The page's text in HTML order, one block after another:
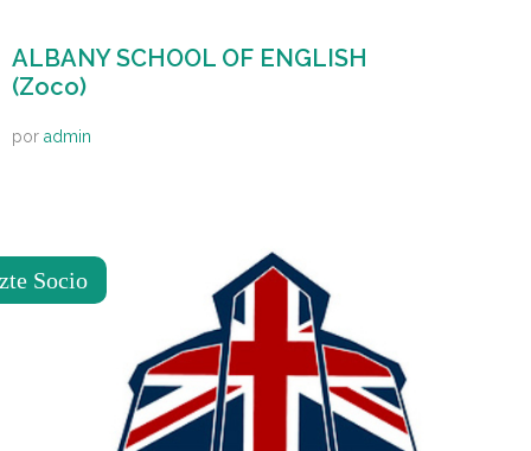
ALBANY SCHOOL OF ENGLISH
(Zoco)
por admin
Socio